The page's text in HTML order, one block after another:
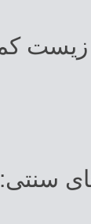
زیست